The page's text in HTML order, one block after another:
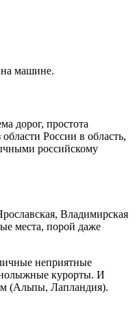
на машине.
дорог, простота
России в область,
российскому
Владимирская
места, порой даже
неприятные
курорты. И
(Альпы, Лапландия).